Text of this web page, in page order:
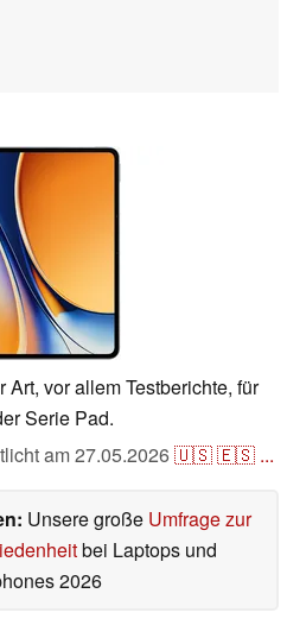
vor allem Testberichte, für
Serie Pad.
am27.05.2026🇺🇸🇪🇸 ...
Unsere große Umfrage zur
bei Laptops und
2026